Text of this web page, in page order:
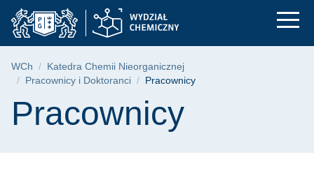
Przejdź
do
menu
Przejdź
do
wyszukiwarki
Przejdź
do
treści
Pracownicy |
Ścieżka nawigacyjna
WCh
Katedra Chemii Nieorganicznej
Pracownicy i Doktoranci
Pracownicy
Treść strony
Pracownicy